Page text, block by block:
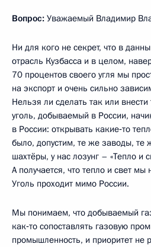
Вопрос: Уважаемый Владимир
Ни для кого не секрет, что в
отрасль Кузбасса и в целом,
70 процентов своего угля мы
на экспорт и очень сильно
Нельзя ли сделать так или
уголь, добываемый в России,
в России: открывать какие‑то
было, допустим, те же заводы, те
шахтёры, у нас лозунг – «Тепло и
А получается, что тепло и свет
Уголь проходит мимо России.
Мы понимаем, что добываемый
как‑то сопоставлять газовую
промышленность, и приоритет не